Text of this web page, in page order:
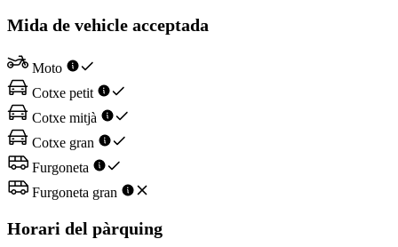
Mida de vehicle acceptada
Moto
Cotxe petit
Cotxe mitjà
Cotxe gran
Furgoneta
Furgoneta gran
Horari del pàrquing